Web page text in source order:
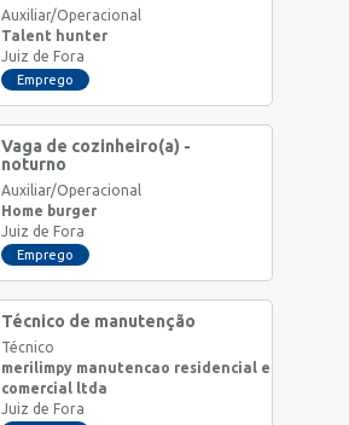
Auxiliar/Operacional
Talent hunter
Juiz de Fora
Emprego
Vaga de cozinheiro(a) -
noturno
Auxiliar/Operacional
Home burger
Juiz de Fora
Emprego
Técnico de manutenção
Técnico
merilimpy manutencao residencial e
comercial ltda
Juiz de Fora